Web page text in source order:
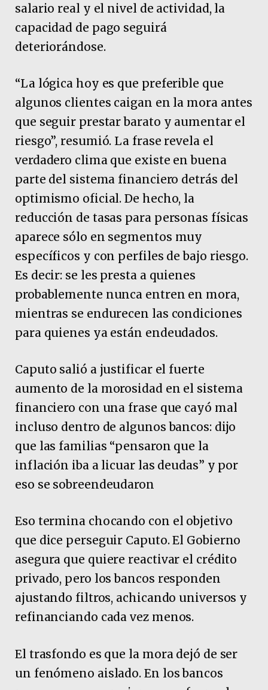
salario real y el nivel de actividad, la
capacidad de pago seguirá
deteriorándose.
“La lógica hoy es que preferible que
algunos clientes caigan en la mora antes
que seguir prestar barato y aumentar el
riesgo”, resumió. La frase revela el
verdadero clima que existe en buena
parte del sistema financiero detrás del
optimismo oficial. De hecho, la
reducción de tasas para personas físicas
aparece sólo en segmentos muy
específicos y con perfiles de bajo riesgo.
Es decir: se les presta a quienes
probablemente nunca entren en mora,
mientras se endurecen las condiciones
para quienes ya están endeudados.
Caputo salió a justificar el fuerte
aumento de la morosidad en el sistema
financiero con una frase que cayó mal
incluso dentro de algunos bancos: dijo
que las familias “pensaron que la
inflación iba a licuar las deudas” y por
eso se sobreendeudaron
Eso termina chocando con el objetivo
que dice perseguir Caputo. El Gobierno
asegura que quiere reactivar el crédito
privado, pero los bancos responden
ajustando filtros, achicando universos y
refinanciando cada vez menos.
El trasfondo es que la mora dejó de ser
un fenómeno aislado. En los bancos